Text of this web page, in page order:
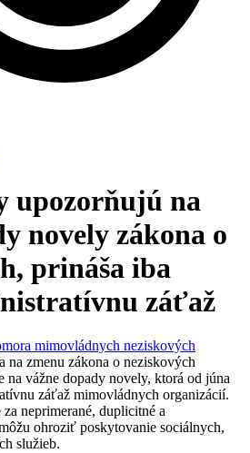
upozorňujú na
novely zákona o
prináša iba
záťaž
mimovládnych neziskových
na zmenu zákona o neziskových
na vážne dopady novely, ktorá od júna
záťaž mimovládnych organizácií.
neprimerané, duplicitné a
ohroziť poskytovanie sociálnych,
služieb.